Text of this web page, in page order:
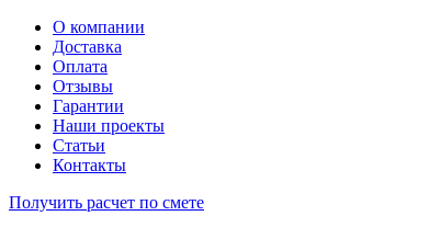
О компании
Доставка
Оплата
Отзывы
Гарантии
Наши проекты
Статьи
Контакты
Получить расчет по смете